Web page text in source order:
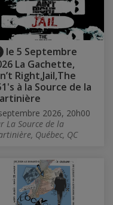
le 5 Septembre
La Gachette,
Right,Jail,The
à la Source de la
2026, 20h00
La Source de la
Québec, QC